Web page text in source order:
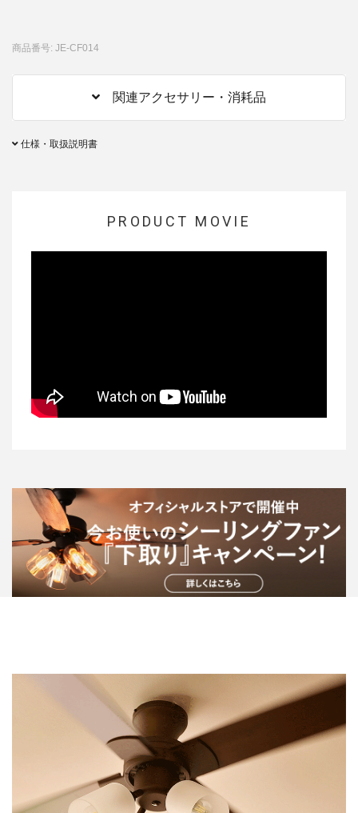
商品番号: JE-CF014
関連アクセサリー・消耗品
仕様・取扱説明書
PRODUCT MOVIE